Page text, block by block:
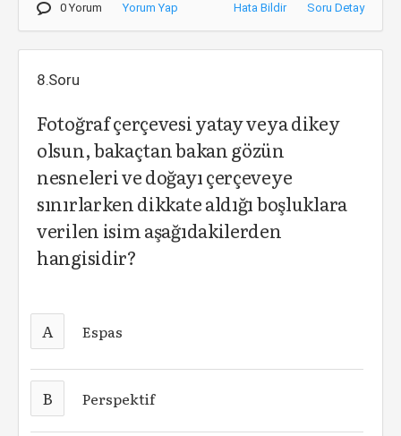
0 Yorum Yorum Yap Hata Bildir Soru Detay
8.Soru
Fotoğraf çerçevesi yatay veya dikey
olsun, bakaçtan bakan gözün
nesneleri ve doğayı çerçeveye
sınırlarken dikkate aldığı boşluklara
verilen isim aşağıdakilerden
hangisidir?
A Espas
B Perspektif